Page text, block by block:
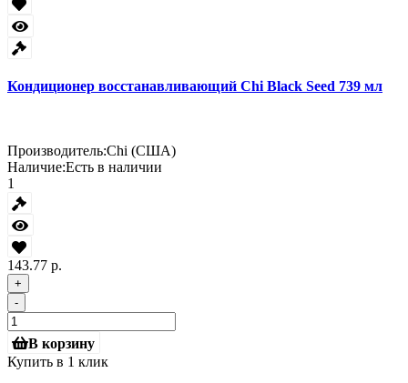
Кондиционер восстанавливающий Chi Black Seed 739 мл
Производитель:Chi (США)
Наличие:Есть в наличии
1
143.77 р.
+
-
В корзину
Купить в 1 клик